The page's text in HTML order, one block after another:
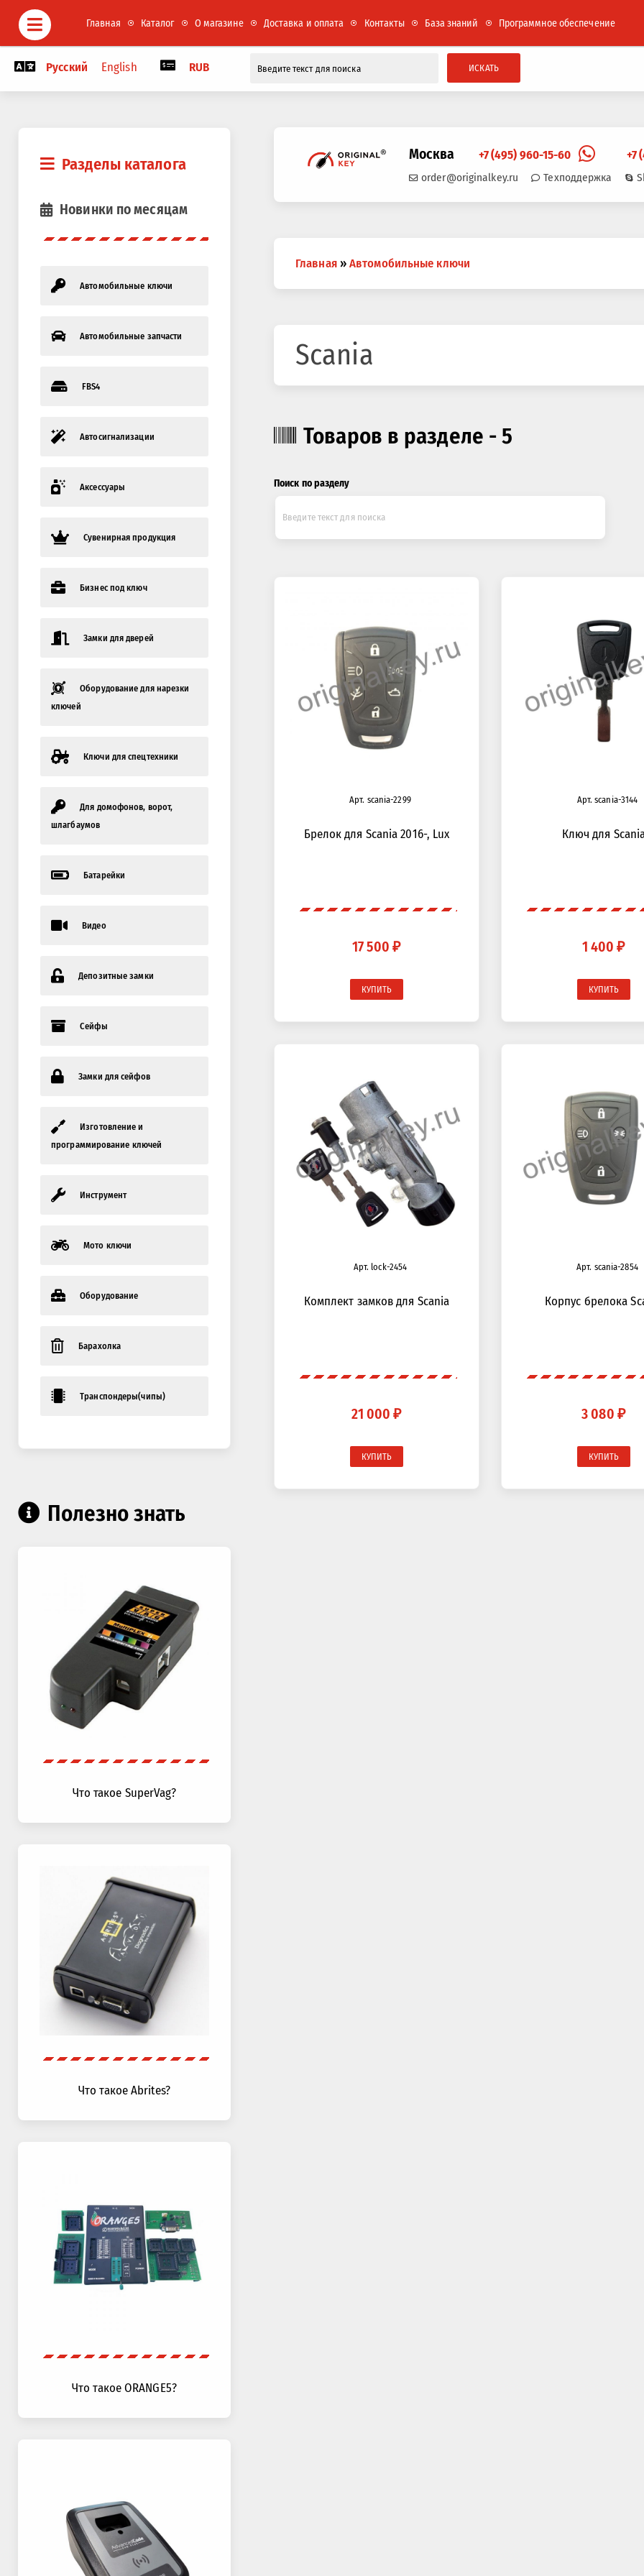
Главная Каталог О магазине Доставка и оплата Контакты База знаний Программное обеспечение
Русский English RUB ИСКАТЬ
Разделы каталога
Новинки по месяцам
Автомобильные ключи
Автомобильные запчасти
FBS4
Автосигнализации
Аксессуары
Сувенирная продукция
Бизнес под ключ
Замки для дверей
Оборудование для нарезки
ключей
Ключи для спецтехники
Для домофонов, ворот,
шлагбаумов
Батарейки
Видео
Депозитные замки
Сейфы
Замки для сейфов
Изготовление и
программирование ключей
Инструмент
Мото ключи
Оборудование
Барахолка
Транспондеры(чипы)
Полезно знать
Что такое SuperVag?
Что такое Abrites?
Что такое ORANGE5?
Москва +7 (495) 960-15-60 +7
order@originalkey.ru Техподдержка
здесь
Главная » Автомобильные ключи
Scania
Товаров в разделе - 5
Поиск по разделу
Арт. scania-2299
Брелок для Scania 2016-, Lux
17 500 ₽
КУПИТЬ
Арт. scania-3144
Ключ для
1 400 ₽
КУПИТЬ
Арт. lock-2454
Комплект замков для Scania
21 000 ₽
КУПИТЬ
Арт. scania-2854
Корпус брелока
3 080 ₽
КУПИТЬ